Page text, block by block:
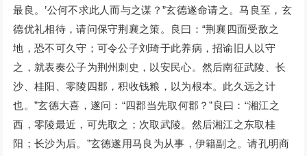
最良。’公何不求此人而与之谋？”玄德遂命请之。马良至，玄
德优礼相待，请问保守荆襄之策。良曰：“荆襄四面受敌之
地，恐不可久守；可令公子刘琦于此养病，招谕旧人以守
之，就表奏公子为荆州刺史，以安民心。然后南征武陵、长
沙、桂阳、零陵四郡，积收钱粮，以为根本。此久远之计
也。”玄德大喜，遂问：“四郡当先取何郡？”良曰：“湘江之
西，零陵最近，可先取之；次取武陵。然后湘江之东取桂
阳；长沙为后。”玄德遂用马良为从事，伊籍副之。请孔明商